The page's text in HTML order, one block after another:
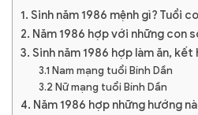
1. Sinh năm 1986 mệnh gì? Tuổi
2. Năm 1986 hợp với những con
3. Sinh năm 1986 hợp làm ăn,
3.1 Nam mạng tuổi Bính Dần
3.2 Nữ mạng tuổi Bính Dần
4. Năm 1986 hợp những hướng